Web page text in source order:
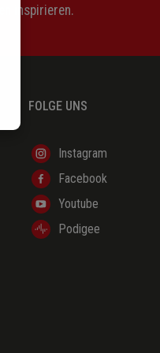
inspirieren.
FOLGE UNS
Instagram
Facebook
Youtube
Podigee